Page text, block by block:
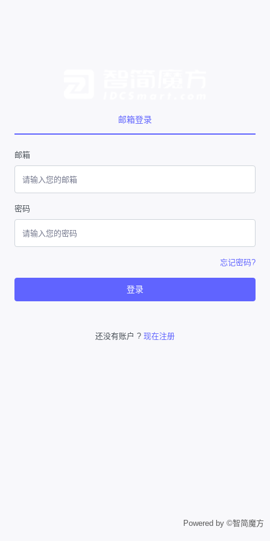
邮箱登录
邮箱
密码
忘记密码?
登录
还没有账户 ? 现在注册
Powered by ©智简魔方